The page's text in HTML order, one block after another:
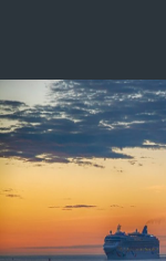
ツ
へ
ス
キ
ッ
プ